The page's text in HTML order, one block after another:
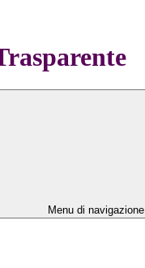
Menu di navigazione